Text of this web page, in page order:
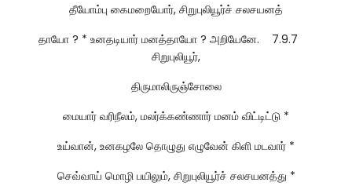
தீயோம்பு கைமறையோர், சிறுபுலியூர்ச் சலசயனத்
தாயோ ? * உனதடியார் மனத்தாயோ ? அறியேனே. 7.9.7
சிறுபுலியூர்,
திருமாலிருஞ்சோலை
மையார் வரிநீலம், மலர்க்கண்ணார் மனம் விட்டிட்டு *
உய்வான், உனகழலே தொழுது எழுவேன் கிளி மடவார் *
செவ்வாய் மொழி பயிலும், சிறுபுலியூர்ச் சலசயனத்து *